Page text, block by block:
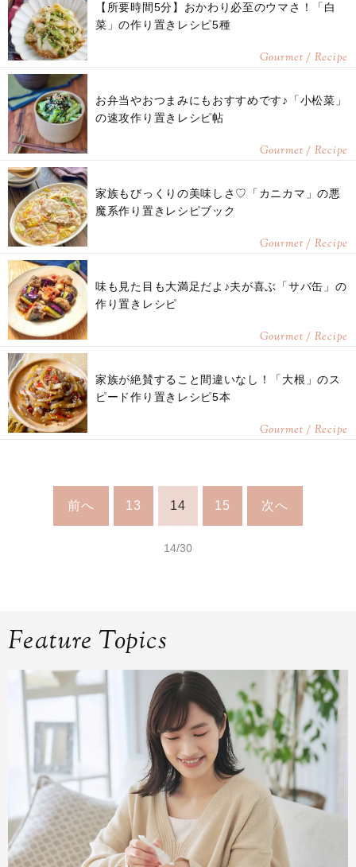
【所要時間5分】おかわり必至のウマさ！「白
菜」の作り置きレシピ5種
Gourmet / Recipe
お弁当やおつまみにもおすすめです♪「小松菜」
の速攻作り置きレシピ帖
Gourmet / Recipe
家族もびっくりの美味しさ♡「カニカマ」の悪
魔系作り置きレシピブック
Gourmet / Recipe
味も見た目も大満足だよ♪夫が喜ぶ「サバ缶」の
作り置きレシピ
Gourmet / Recipe
家族が絶賛すること間違いなし！「大根」のス
ピード作り置きレシピ5本
Gourmet / Recipe
前へ 13 14 15 次へ
14/30
Feature Topics